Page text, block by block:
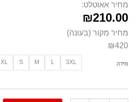
מחיר אאוטלט:
₪210.00
מחיר מקור (בעונה)
₪420
מידה 3XL
L
M
S
XL
-
ירוק